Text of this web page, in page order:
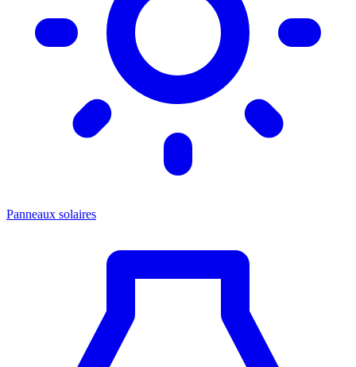
Panneaux solaires